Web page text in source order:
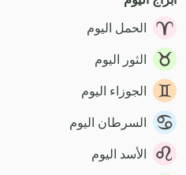
الحمل اليوم
الثور اليوم
الجوزاء اليوم
السرطان اليوم
الأسد اليوم